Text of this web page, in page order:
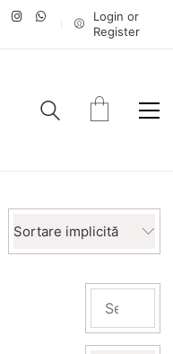
Login or
Register
Sortare implicită